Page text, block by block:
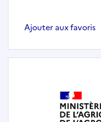
Ajouter aux favoris